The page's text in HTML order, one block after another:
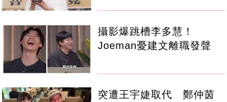
攝影爆跳槽李多慧！
Joeman憂建文離職發聲
突遭王宇婕取代 鄭仲茵